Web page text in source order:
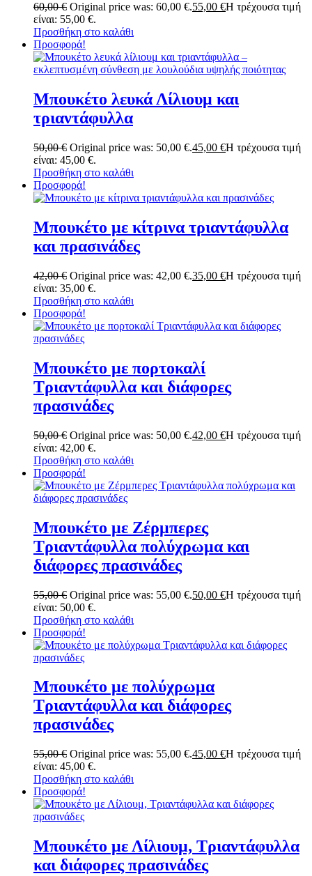
60,00€ Original price was: 60,00 €.55,00 €Η τρέχουσα τιμή
είναι: 55,00 €.
Προσθήκη στο καλάθι
Προσφορά!
Μπουκέτο λευκά Λίλιουμ και
τριαντάφυλλα
50,00€ Original price was: 50,00 €.45,00 €Η τρέχουσα τιμή
είναι: 45,00 €.
Προσθήκη στο καλάθι
Προσφορά!
Μπουκέτο με κίτρινα τριαντάφυλλα
και πρασινάδες
42,00€ Original price was: 42,00 €.35,00 €Η τρέχουσα τιμή
είναι: 35,00 €.
Προσθήκη στο καλάθι
Προσφορά!
Μπουκέτο με πορτοκαλί
Τριαντάφυλλα και διάφορες
πρασινάδες
50,00€ Original price was: 50,00 €.42,00 €Η τρέχουσα τιμή
είναι: 42,00 €.
Προσθήκη στο καλάθι
Προσφορά!
Μπουκέτο με Ζέρμπερες
Τριαντάφυλλα πολύχρωμα και
διάφορες πρασινάδες
55,00€ Original price was: 55,00 €.50,00 €Η τρέχουσα τιμή
είναι: 50,00 €.
Προσθήκη στο καλάθι
Προσφορά!
Μπουκέτο με πολύχρωμα
Τριαντάφυλλα και διάφορες
πρασινάδες
55,00€ Original price was: 55,00 €.45,00 €Η τρέχουσα τιμή
είναι: 45,00 €.
Προσθήκη στο καλάθι
Προσφορά!
Μπουκέτο με Λίλιουμ, Τριαντάφυλλα
και διάφορες πρασινάδες